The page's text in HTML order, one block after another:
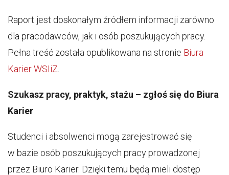
Raport jest doskonałym źródłem informacji zarówno
dla pracodawców, jak i osób poszukujących pracy.
Pełna treść została opublikowana na stronie Biura
Karier WSIiZ
Szukasz pracy, praktyk, stażu – zgłoś się do Biura
Karier
Studenci i absolwenci mogą zarejestrować się
w bazie osób poszukujących pracy prowadzonej
przez Biuro Karier. Dzięki temu będą mieli dostęp